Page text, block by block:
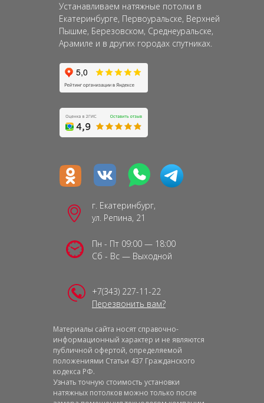
Устанавливаем натяжные потолки в
Екатеринбурге, Первоуральске, Верхней
Пышме, Березовском, Среднеуральске,
Арамиле и в других городах спутниках.
г. Екатеринбург,
ул. Репина, 21
Пн - Пт 09:00 — 18:00
Сб - Вс — Выходной
+7(343) 227-11-22
Перезвонить вам?
Материалы сайта носят справочно-
информационный характер и не являются
публичной офертой, определяемой
положениями Статьи 437 Гражданского
кодекса РФ.
Узнать точную стоимость установки
натяжных потолков можно только после